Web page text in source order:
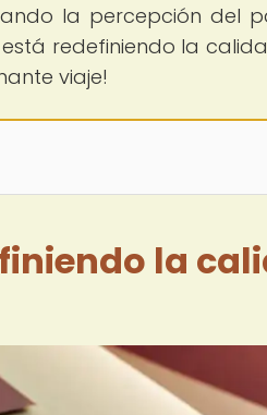
la percepción del
redefiniendo la
viaje!
la